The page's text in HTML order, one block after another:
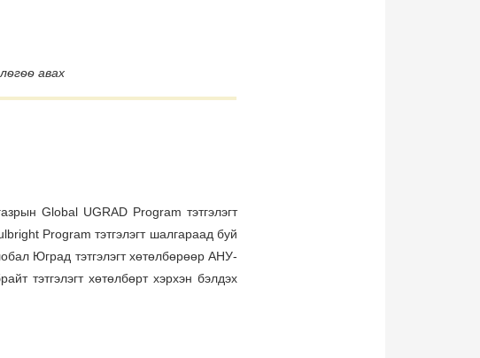
авах
Global UGRAD Program тэтгэлэгт
Program тэтгэлэгт шалгараад буй
Юград тэтгэлэгт хөтөлбөрөөр АНУ-
тэтгэлэгт хөтөлбөрт хэрхэн бэлдэх